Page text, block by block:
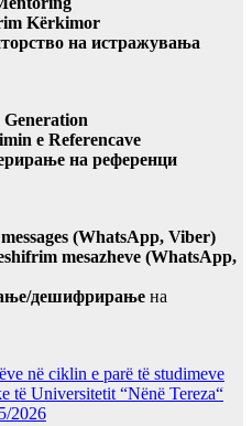
Kërkimor
на истражувања
e Referencave
на референци
(WhatsApp, Viber)
mesazheve (WhatsApp,
дешифрирање на
në ciklin e parë të studimeve
të Universitetit “Nënë Tereza“
2026